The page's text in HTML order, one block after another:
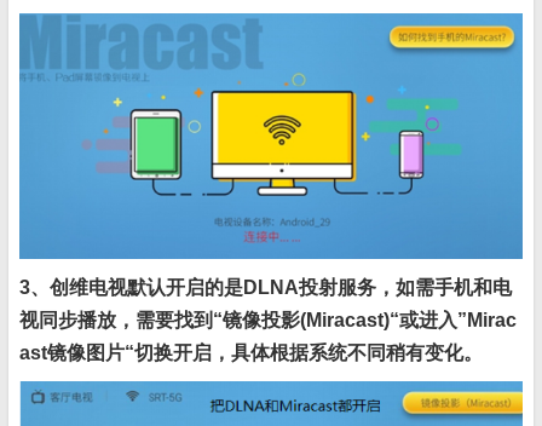
3、创维电视默认开启的是DLNA投射服务，如需手机和电
视同步播放，需要找到“镜像投影(Miracast)“或进入”Mirac
ast镜像图片“切换开启，具体根据系统不同稍有变化。